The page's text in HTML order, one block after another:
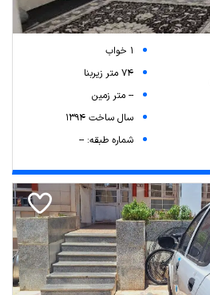
1 خواب
74 متر زیربنا
-- متر زمین
سال ساخت 1394
شماره طبقه: --